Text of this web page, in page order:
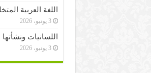
اللغة العربية
3 يونيو، 2026
اللسانيات ونشأتها
3 يونيو، 2026